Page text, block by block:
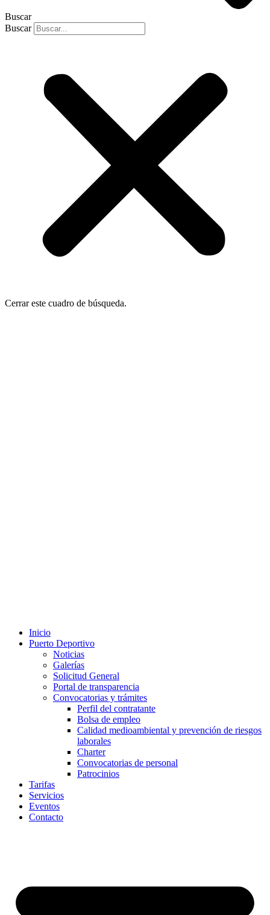
Buscar
Buscar
Cerrar este cuadro de búsqueda.
Inicio
Puerto Deportivo
Noticias
Galerías
Solicitud General
Portal de transparencia
Convocatorias y trámites
Perfil del contratante
Bolsa de empleo
Calidad medioambiental y prevención de riesgos
laborales
Charter
Convocatorias de personal
Patrocinios
Tarifas
Servicios
Eventos
Contacto